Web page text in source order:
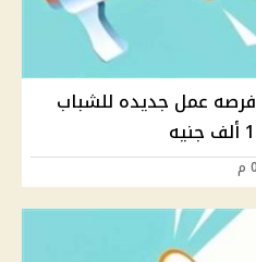
وزارة العمل تعلن عن 185 فرصه عمل جديده للشباب